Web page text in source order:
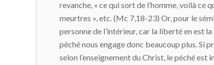
revanche, « ce qui sort de l’homme, voilà ce
meurtres », etc. (Mc 7,18-23) Or, pour le
personne de l’intérieur, car la liberté en est la
péché nous engage donc beaucoup plus. Si
selon l’enseignement du Christ, le péché